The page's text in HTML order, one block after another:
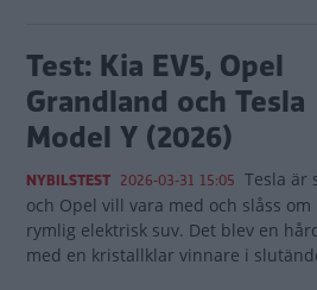
Test: Kia EV5, Opel
Grandland och Tesla
Model Y (2026)
NYBILSTEST 2026-03-31 15:05 Tesla är
och Opel vill vara med och slåss
rymlig elektrisk suv. Det blev en
med en kristallklar vinnare i